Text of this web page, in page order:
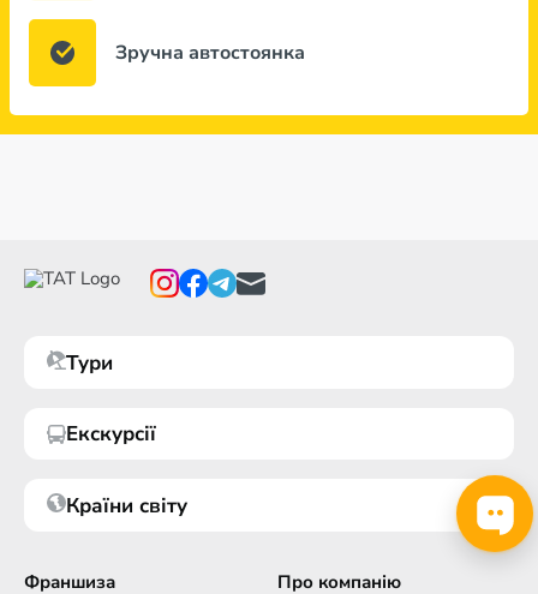
Зручна автостоянка
Тури
Екскурсії
Країни світу
Франшиза
Про компанію